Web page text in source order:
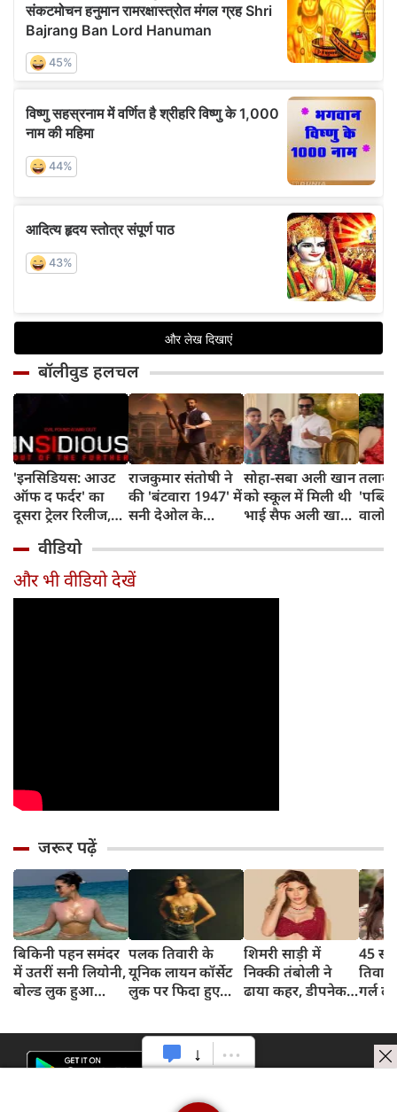
बॉलीवुड हलचल
'इनसिडियस: आउट
ऑफ द फर्दर' का
दूसरा ट्रेलर रिलीज,
डरावना चैप्टर लेकर
लौट रही हॉरर
फ्रैंचाइजी
राजकुमार संतोषी ने
की 'बंटवारा 1947' में
सनी देओल के
सुपरहीरोज़ से तुलना,
कही यह बात
सोहा-सबा अली खान
को स्कूल में मिली थी
भाई सैफ अली खान
शादी की खबर,
वालों
वीडियो
और भी वीडियो देखें
जरूर पढ़ें
बिकिनी पहन समंदर
में उतरीं सनी लियोनी,
बोल्ड लुक हुआ
पलक तिवारी के
यूनिक लायन कॉर्सेट
लुक पर फिदा हुए
शिमरी साड़ी में
निक्की तंबोली ने
ढाया कहर, डीपनेक
45
गर्ल